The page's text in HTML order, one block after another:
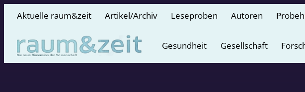
Aktuelle raum&zeit Artikel/Archiv Leseproben Autoren
Gesundheit Gesellschaft